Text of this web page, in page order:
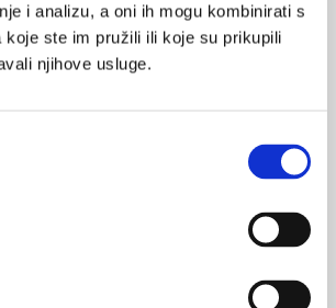
i analizu, a oni ih mogu kombinirati s
koje ste im pružili ili koje su prikupili
njihove usluge.
bolesnik – multidisciplinarni
medicine
bolesnika, cijena uspješne onkološke
očituje u kardiotoksičnosti.
stoga postaju rastuća populacija u
i multidisciplinarni pristup liječenju.